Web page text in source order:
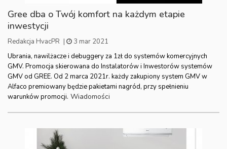
Gree dba o Twój komfort na każdym etapie
inwestycji
Redakcja HvacPR |
3 mar 2021
Ubrania, nawilżacze i debuggery za 1zł do systemów komercyjnych
GMV. Promocja skierowana do Instalatorów i Inwestorów systemów
GMV od GREE. Od 2 marca 2021r. każdy zakupiony system GMV w
Alfaco premiowany będzie pakietami nagród, przy spełnieniu
warunków promocji. Wiadomości